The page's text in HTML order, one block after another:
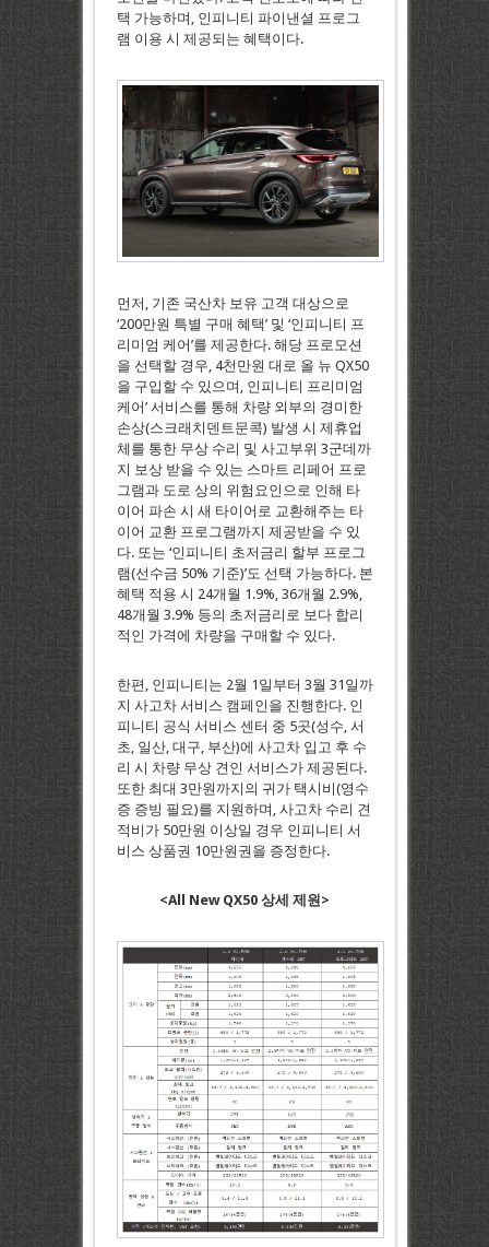
택 가능하며, 인피니티 파이낸셜 프로그
램 이용 시 제공되는 혜택이다.
먼저, 기존 국산차 보유 고객 대상으로
‘200만원 특별 구매 혜택’ 및 ‘인피니티 프
리미엄 케어’를 제공한다. 해당 프로모션
을 선택할 경우, 4천만원 대로 올 뉴 QX50
을 구입할 수 있으며, 인피니티 프리미엄
케어’ 서비스를 통해 차량 외부의 경미한
손상(스크래치덴트문콕) 발생 시 제휴업
체를 통한 무상 수리 및 사고부위 3군데까
지 보상 받을 수 있는 스마트 리페어 프로
그램과 도로 상의 위험요인으로 인해 타
이어 파손 시 새 타이어로 교환해주는 타
이어 교환 프로그램까지 제공받을 수 있
다. 또는 ‘인피니티 초저금리 할부 프로그
램(선수금 50% 기준)’도 선택 가능하다. 본
혜택 적용 시 24개월 1.9%, 36개월 2.9%,
48개월 3.9% 등의 초저금리로 보다 합리
적인 가격에 차량을 구매할 수 있다.
한편, 인피니티는 2월 1일부터 3월 31일까
지 사고차 서비스 캠페인을 진행한다. 인
피니티 공식 서비스 센터 중 5곳(성수, 서
초, 일산, 대구, 부산)에 사고차 입고 후 수
리 시 차량 무상 견인 서비스가 제공된다.
또한 최대 3만원까지의 귀가 택시비(영수
증 증빙 필요)를 지원하며, 사고차 수리 견
적비가 50만원 이상일 경우 인피니티 서
비스 상품권 10만원권을 증정한다.
<All New QX50 상세 제원>